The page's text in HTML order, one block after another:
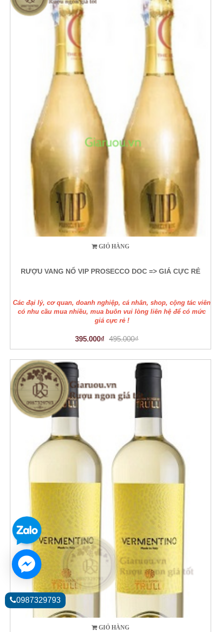
GIỎ HÀNG
RƯỢU VANG NỔ VIP PROSECCO DOC => GIÁ CỰC RẺ
Các đại lý, cơ quan, doanh nghiệp, cá nhân, shop, cộng tác viên
có nhu cầu mua nhiều, mua buôn vui lòng liên hệ để có mức
giá cực rẻ !
395.000₫ 495.000₫
GIỎ HÀNG
0987329793